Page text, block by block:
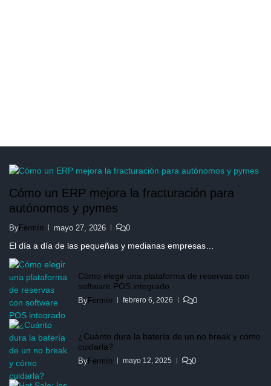
Cómo un ERP mejora la fracturación para
autónomos y pymes
ByFermín mayo 27, 2026 0
El día a día de las pequeñas y medianas empresas…
Cómo elegir una plataforma de reservas con
software POS integrado
ByFermín febrero 6, 2026 0
¿Cuánto dura la batería de un no break y cómo
cuidarla?
ByFermín mayo 12, 2025 0